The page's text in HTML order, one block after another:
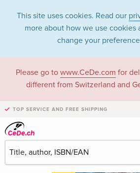
This site uses cookies. Read our
more about how we use cookies
change your
Please go to www.CeDe.com for
different from Switzerland and
TOP SERVICE AND FREE SHIPPING